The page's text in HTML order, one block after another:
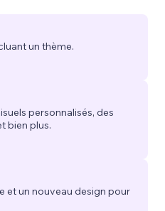
un thème.
personnalisés, des
bien plus.
et un nouveau design pour